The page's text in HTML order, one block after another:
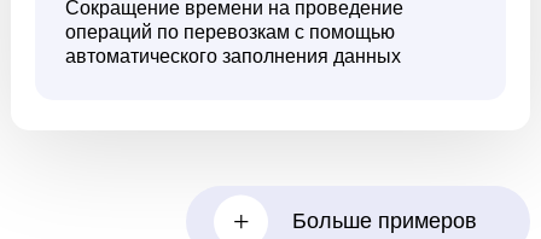
Сокращение времени на проведение
операций по перевозкам с помощью
автоматического заполнения данных
+ Больше примеров